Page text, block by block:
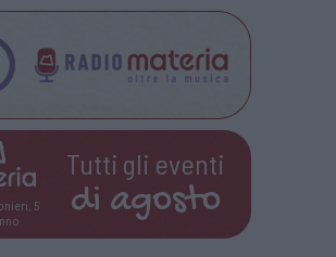
5
Tutti gli eventi
di agosto